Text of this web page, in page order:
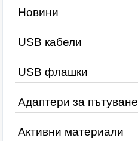
Новини
USB кабели
USB флашки
Адаптери за пътуване
Активни материали